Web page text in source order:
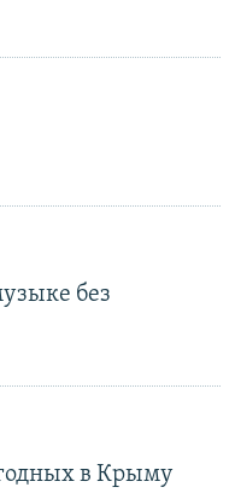
без
в Крыму